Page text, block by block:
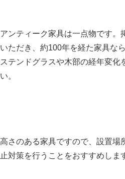
アンティーク家具は一点物です。
いただき、約100年を経た家具な
ステンドグラスや木部の経年変化
い。
高さのある家具ですので、設置場
止対策を行うことをおすすめしま